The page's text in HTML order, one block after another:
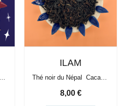
ILAM
Prix
8,00 €